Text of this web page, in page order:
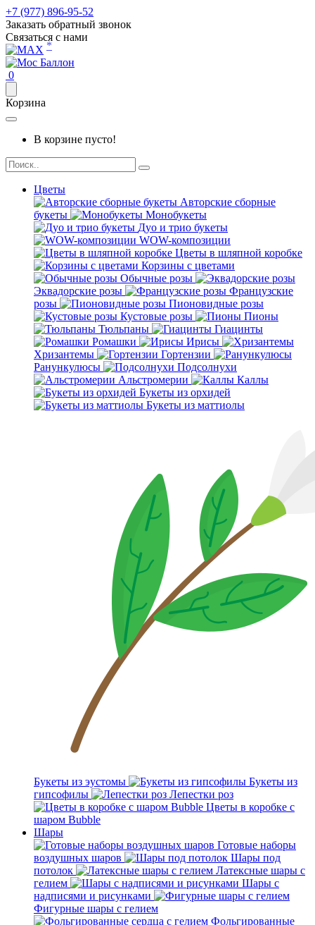
+7 (977) 896-95-52
Заказать обратный звонок
Связаться с нами
*
0
Корзина
В корзине пусто!
Цветы
Авторские сборные
букеты
Монобукеты
Дуо и трио букеты
WOW-композиции
Цветы в шляпной коробке
Корзины с цветами
Обычные розы
Эквадорские розы
Французские
розы
Пионовидные розы
Кустовые розы
Пионы
Тюльпаны
Гиацинты
Ромашки
Ирисы
Хризантемы
Гортензии
Ранункулюсы
Подсолнухи
Альстромерии
Каллы
Букеты из орхидей
Букеты из маттиолы
Букеты из эустомы
Букеты из
гипсофилы
Лепестки роз
Цветы в коробке с
шаром Bubble
Шары
Готовые наборы
воздушных шаров
Шары под
потолок
Латексные шары с
гелием
Шары с
надписями и рисунками
Фигурные шары с гелием
Фольгированные